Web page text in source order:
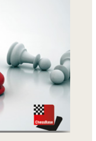
Accounts
Mitgliedschaft
Dukaten
Schachprogramme
Fritz
ChessBase
Programmpakete
Programm-